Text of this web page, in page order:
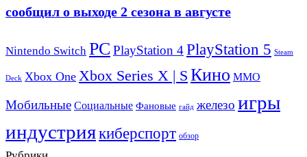
сообщил о выходе 2 сезона в августе
Nintendo Switch PC PlayStation 4PlayStation 5 Steam
Deck Xbox One Xbox Series X | S Кино ММО
Мобильные Социальные Фановые гайд железо игры
индустриякиберспорт обзор